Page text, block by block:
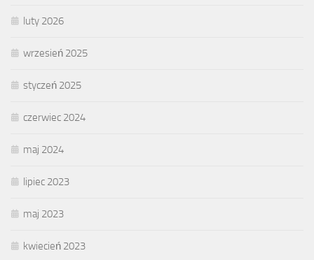
luty 2026
wrzesień 2025
styczeń 2025
czerwiec 2024
maj 2024
lipiec 2023
maj 2023
kwiecień 2023